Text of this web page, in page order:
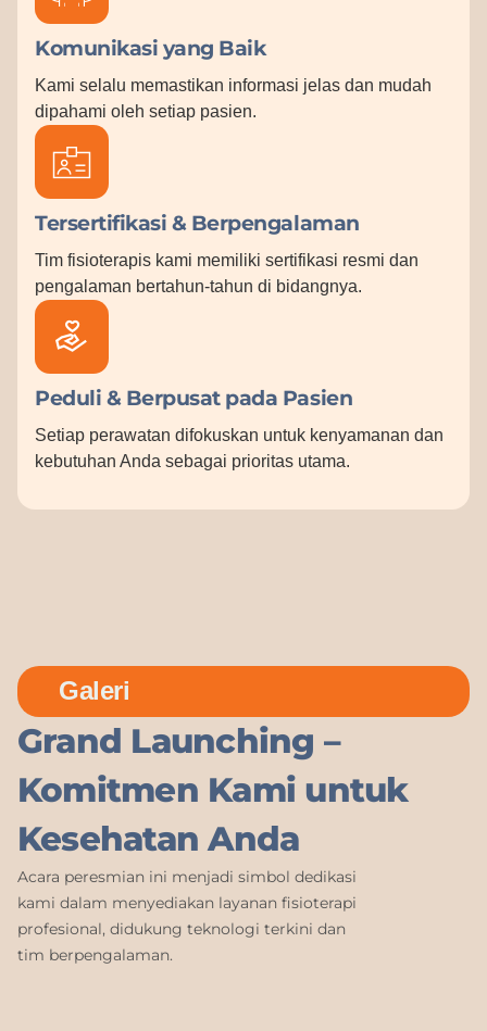
Komunikasi yang Baik
Kami selalu memastikan informasi jelas dan mudah
dipahami oleh setiap pasien.
Tersertifikasi & Berpengalaman
Tim fisioterapis kami memiliki sertifikasi resmi dan
pengalaman bertahun-tahun di bidangnya.
Peduli & Berpusat pada Pasien
Setiap perawatan difokuskan untuk kenyamanan dan
kebutuhan Anda sebagai prioritas utama.
Galeri
Grand Launching –
Komitmen Kami untuk
Kesehatan Anda
Acara peresmian ini menjadi simbol dedikasi
kami dalam menyediakan layanan fisioterapi
profesional, didukung teknologi terkini dan
tim berpengalaman.